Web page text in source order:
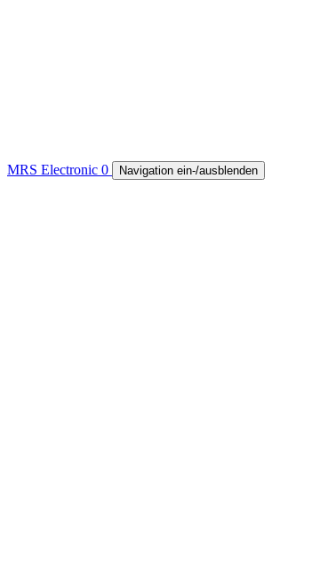
MRS Electronic 0 Navigation ein-/ausblenden